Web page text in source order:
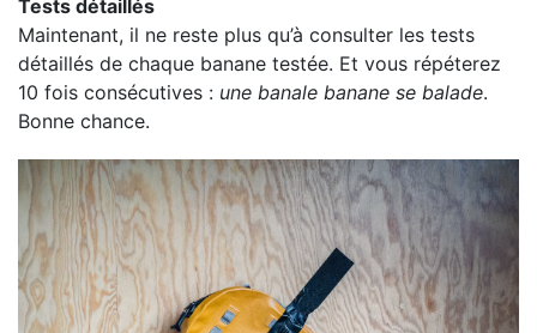
Tests détaillés
Maintenant, il ne reste plus qu’à consulter les tests
détaillés de chaque banane testée. Et vous répéterez
10 fois consécutives : une banale banane se balade.
Bonne chance.